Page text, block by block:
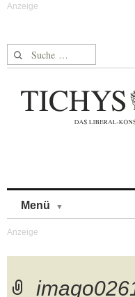
Suche nach:
Menü